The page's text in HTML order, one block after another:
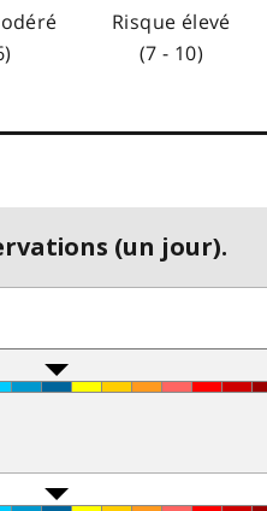
Risque élevé
(7 - 10)
(un jour).